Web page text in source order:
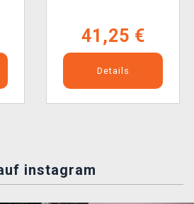
41,25 €
Details
instagram